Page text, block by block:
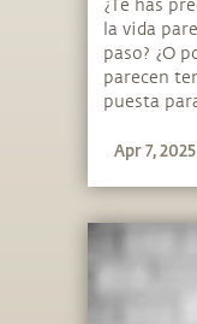
¿Te has
la vida
paso? ¿O
parecen
puesta
Apr 7, 2025